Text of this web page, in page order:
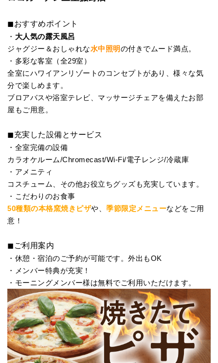
◼︎おすすめポイント
・ 大人気の露天風呂
ジャグジー＆おしゃれな水中照明の付きでムード満点。
・多彩な客室（全29室）
全室にハワイアンリゾートのコンセプトがあり、様々な気
分で楽しめます。
ブロアバスや浴室テレビ、マッサージチェアを備えたお部
屋もご用意。
◼︎充実した設備とサービス
・全室完備の設備
カラオケルーム/Chromecast/Wi-Fi/電子レンジ/冷蔵庫
・アメニティ
コスチューム、その他お役立ちグッズも充実しています。
・こだわりのお食事
50種類の本格窯焼きピザや、 季節限定メニューなどをご用
意！
◼︎ご利用案内
・休憩・宿泊のご予約が可能です。外出もOK
・メンバー特典が充実！
・モーニングメンバー様は無料でご利用いただけます。